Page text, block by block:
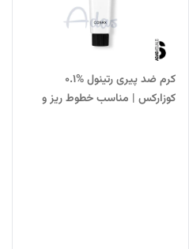
کرم ضد پیری رتینول %0.1
کوزارکس | مناسب خطوط ریز و